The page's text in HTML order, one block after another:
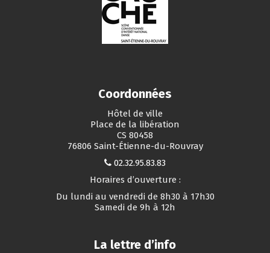
Coordonnées
Hôtel de ville
Place de la libération
CS 80458
76806 Saint-Étienne-du-Rouvray
02.32.95.83.83
Horaires d’ouverture :
Du lundi au vendredi de 8h30 à 17h30
Samedi de 9h à 12h
La lettre d’info